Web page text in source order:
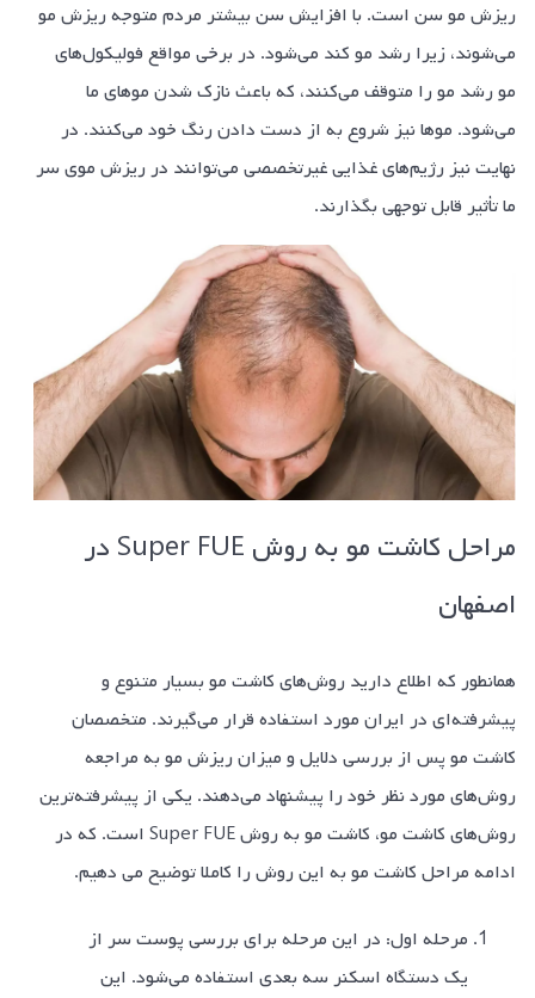
ریزش مو سن است. با افزایش سن بیشتر مردم متوجه ریزش مو
می‌شوند، زیرا رشد مو کند می‌شود. در برخی مواقع فولیکول‌های
مو رشد مو را متوقف می‌کنند، که باعث نازک شدن موهای ما
می‌شود. موها نیز شروع به از دست دادن رنگ خود می‌کنند. در
نهایت نیز رژیم‌های غذایی غیرتخصصی می‌توانند در ریزش موی سر
ما تأثیر قابل توجهی بگذارند.
مراحل کاشت مو به روش Super FUE در
اصفهان
همانطور که اطلاع دارید روش‌های کاشت مو بسیار متنوع و
پیشرفته‌ای در ایران مورد استفاده قرار می‌گیرند. متخصصان
کاشت مو پس از بررسی دلایل و میزان ریزش مو به مراجعه
روش‌های مورد نظر خود را پیشنهاد می‌دهند. یکی از پیشرفته‌ترین
روش‌های کاشت مو، کاشت مو به روش Super FUE است. که در
ادامه مراحل کاشت مو به این روش را کاملا توضیح می دهیم.
مرحله اول: در این مرحله برای بررسی پوست سر از
یک دستگاه اسکنر سه بعدی استفاده می‌شود. این